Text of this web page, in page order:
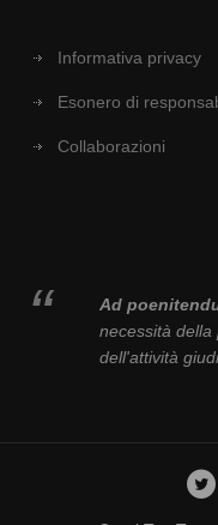
Informativa privacy
Esonero di
Collaborazioni
Ad
necessità della
dell'attività